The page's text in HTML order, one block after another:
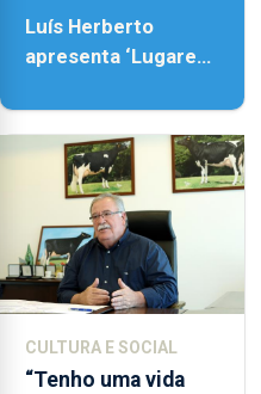
18h00.
Luís Herberto
apresenta ‘Lugares
CULTURA E SOCIAL
“Tenho uma vida